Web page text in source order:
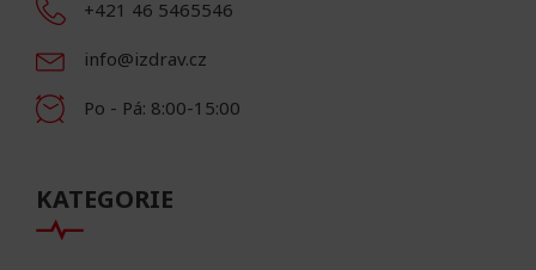
+421 46 5465546
info@izdrav.cz
Po - Pá: 8:00-15:00
KATEGORIE